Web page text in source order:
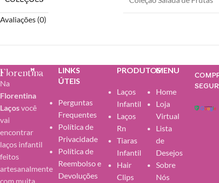
Avaliações (0)
Na
Florentina
Laçosvocê
vai
encontrar
laços infantil
feitos
artesanalmente
com muita
LINKS
ÚTEIS
Perguntas
Frequentes
Política de
Privacidade
Política de
Reembolso e
Devoluções
PRODUTOS
Laços
Infantil
Laços
Rn
Tiaras
Infantil
Hair
Clips
MENU
Home
Loja
Virtual
Lista
de
Desejos
Sobre
Nós